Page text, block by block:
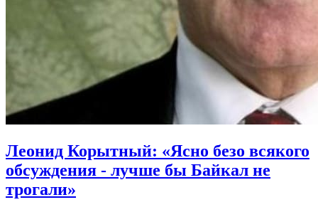
Леонид Корытный: «Ясно безо всякого
обсуждения - лучше бы Байкал не
трогали»